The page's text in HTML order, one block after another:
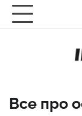
Перейти
Все про